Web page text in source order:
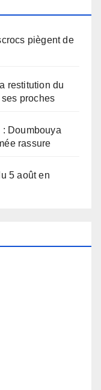
piègent de
restitution du
proches
Doumbouya
rassure
5 août en